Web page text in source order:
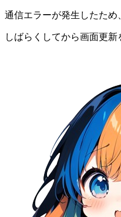
通信エラーが発生したため
しばらくしてから画面更新